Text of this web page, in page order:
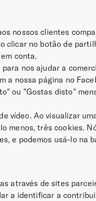
nossos clientes
clicar no botão de
conta.
nos ajudar a
a nossa página no
ou "Gostas disto"
vídeo. Ao visualizar
menos, três cookies.
e podemos usá-lo na
através de sites
a identificar a